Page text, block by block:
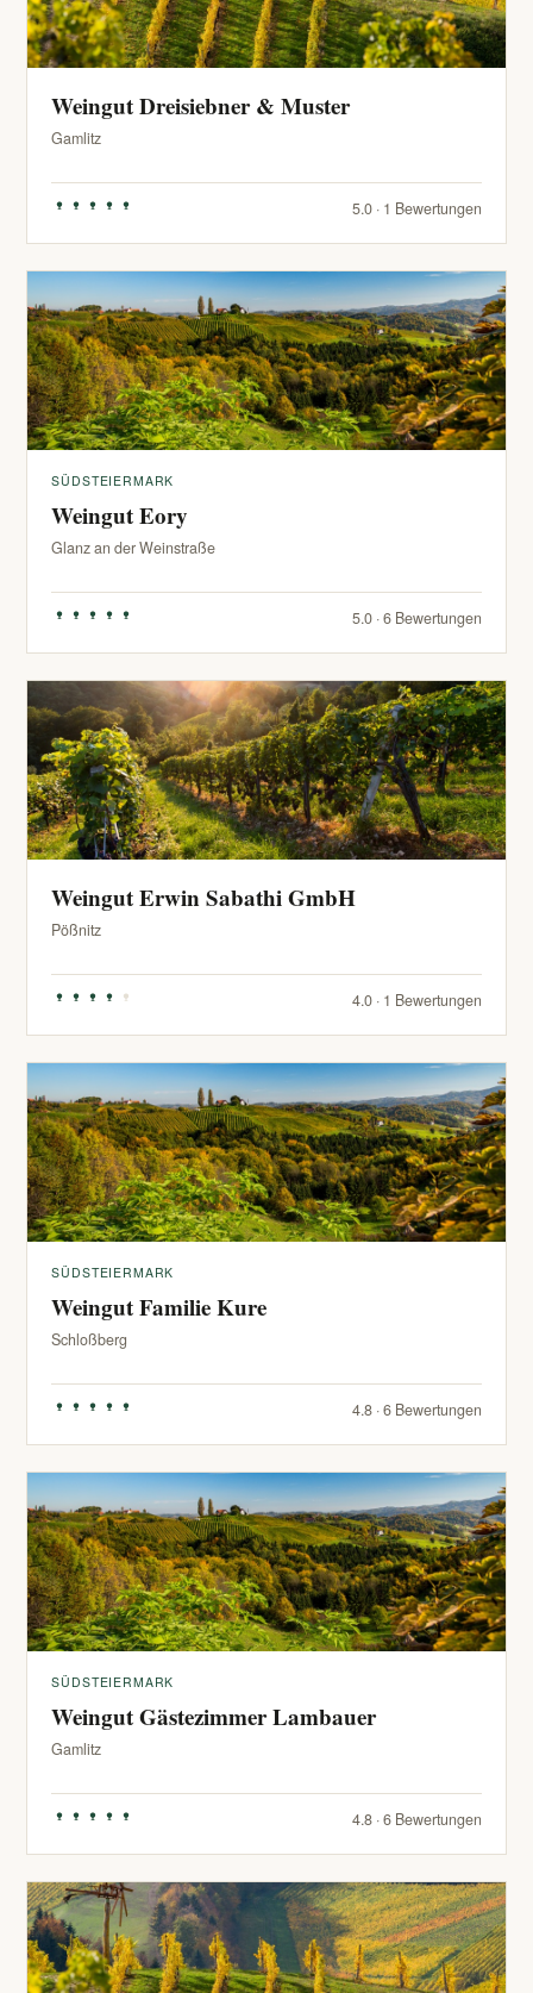
Weingut Dreisiebner & Muster
Gamlitz
5.0 · 1 Bewertungen
SÜDSTEIERMARK
Weingut Eory
Glanz an der Weinstraße
5.0 · 6 Bewertungen
Weingut Erwin Sabathi GmbH
Pößnitz
4.0 · 1 Bewertungen
SÜDSTEIERMARK
Weingut Familie Kure
Schloßberg
4.8 · 6 Bewertungen
SÜDSTEIERMARK
Weingut Gästezimmer Lambauer
Gamlitz
4.8 · 6 Bewertungen